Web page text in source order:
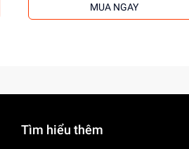
MUA NGAY
Tìm hiểu thêm